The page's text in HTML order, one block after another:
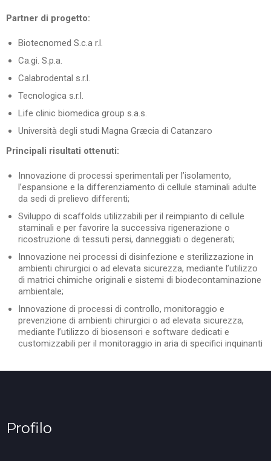
Partner di progetto:
Biotecnomed S.c.a r.l.
Ca.gi. S.p.a.
Calabrodental s.r.l.
Tecnologica s.r.l.
Life clinic biomedica group s.a.s.
Università degli studi Magna Græcia di Catanzaro
Principali risultati ottenuti:
Innovazione di processi sperimentali per l’isolamento,
l’espansione e la differenziamento di cellule staminali adulte
da sedi di prelievo differenti;
Sviluppo di scaffolds utilizzabili per il reimpianto di cellule
staminali e per favorire la successiva rigenerazione o
ricostruzione di tessuti persi, danneggiati o degenerati;
Innovazione nei processi di disinfezione e sterilizzazione in
ambienti chirurgici o ad elevata sicurezza, mediante l’utilizzo
di matrici chimiche originali e sistemi di biodecontaminazione
ambientale;
Innovazione di processi di controllo, monitoraggio e
prevenzione di ambienti chirurgici o ad elevata sicurezza,
mediante l’utilizzo di biosensori e software dedicati e
customizzabili per il monitoraggio in aria di specifici inquinanti
Profilo